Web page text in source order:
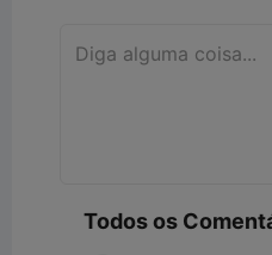
Todos os